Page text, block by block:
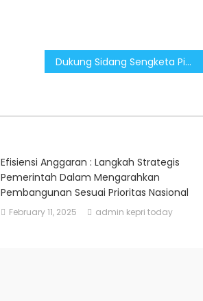
Dukung Sidang Sengketa Pilkada 2024 Berjalan Sesuai Rencana MK
Efisiensi Anggaran : Langkah Strategis
Pemerintah Dalam Mengarahkan
Pembangunan Sesuai Prioritas Nasional
February 11, 2025 admin kepri today